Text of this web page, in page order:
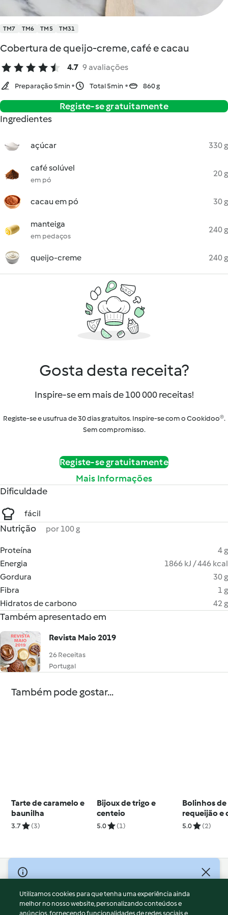
TM7 TM6 TM5 TM31
Cobertura de queijo-creme, café e cacau
4.7 9 avaliações
Preparação 5min Total 5min 860 g
Registe-se gratuitamente
Ingredientes
açúcar 330 g
café solúvel
em pó
20 g
cacau em pó 30 g
manteiga
em pedaços
240 g
queijo-creme 240 g
Gosta desta receita?
Inspire-se em mais de 100 000 receitas!
Registe-se e usufrua de 30 dias gratuitos. Inspire-se com o Cookidoo®.
Sem compromisso.
Registe-se gratuitamente
Mais Informações
Dificuldade
fácil
Nutrição por 100 g
Proteína
4 g
Energia
1866 kJ / 446 kcal
Gordura
30 g
Fibra
1 g
Hidratos de carbono
42 g
Também apresentado em
Revista Maio 2019
26 Receitas
Portugal
Também pode gostar...
Tarte de caramelo e
baunilha
3.7 (3)
Bijoux de trigo e
centeio
5.0 (1)
Bolinhos
requeijão e
abóbora
5.0 (2)
© Copyright 2026
Termos de Utilização
Aviso sobre Proteção de Dados
Utilizamos cookies para que tenha uma experiência ainda
melhor no nosso website, personalizando conteúdos e
anúncios, fornecendo funcionalidades de redes sociais e